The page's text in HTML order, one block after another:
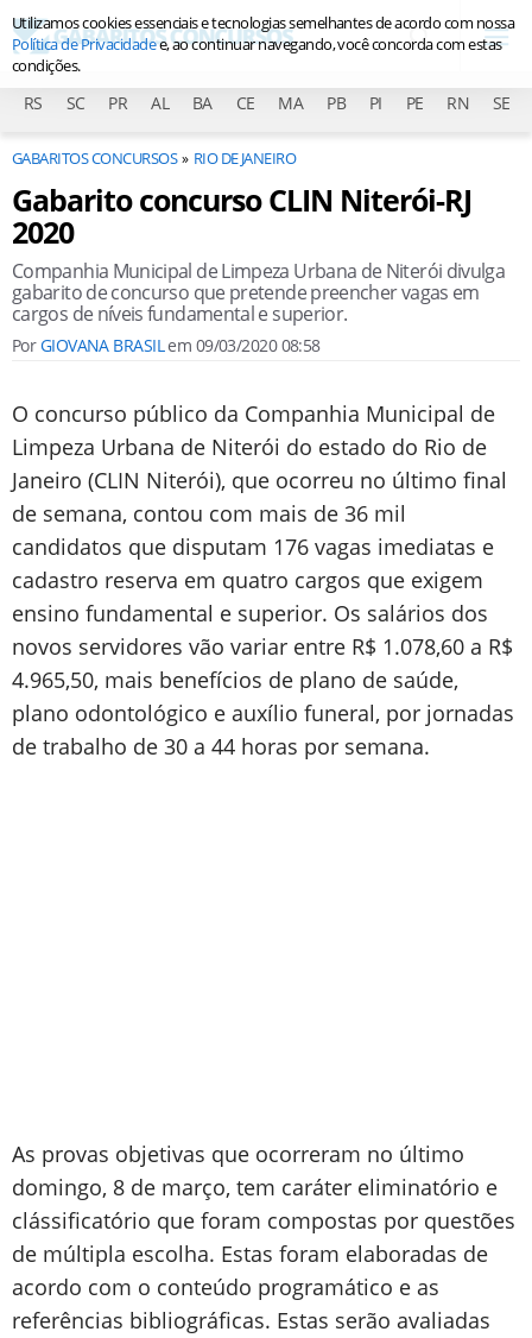
RS SC PR AL BA CE MA PB PI PE RN SE
GABARITOS CONCURSOS RIO DE JANEIRO
Gabarito concurso CLIN Niterói-RJ
2020
Companhia Municipal de Limpeza Urbana de Niterói divulga
gabarito de concurso que pretende preencher vagas em
cargos de níveis fundamental e superior.
PorGIOVANA BRASILem 09/03/2020 08:58
O concurso público da Companhia Municipal de
Limpeza Urbana de Niterói do estado do Rio de
Janeiro (CLIN Niterói), que ocorreu no último final
de semana, contou com mais de 36 mil
candidatos que disputam 176 vagas imediatas e
cadastro reserva em quatro cargos que exigem
ensino fundamental e superior. Os salários dos
novos servidores vão variar entre R$ 1.078,60 a R$
4.965,50, mais benefícios de plano de saúde,
plano odontológico e auxílio funeral, por jornadas
de trabalho de 30 a 44 horas por semana.
As provas objetivas que ocorreram no último
domingo, 8 de março, tem caráter eliminatório e
clássificatório que foram compostas por questões
de múltipla escolha. Estas foram elaboradas de
acordo com o conteúdo programático e as
referências bibliográficas. Estas serão avaliadas
Utilizamos cookies essenciais e tecnologias semelhantes de acordo com nossa
Política de Privacidadee, ao continuar navegando, você concorda com estas
condições.